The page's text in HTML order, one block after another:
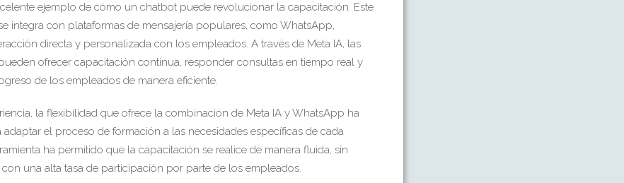
ejemplo de cómo un chatbot puede revolucionar la capacitación. Este
integra con plataformas de mensajería populares, como WhatsApp,
directa y personalizada con los empleados. A través de Meta IA, las
ofrecer capacitación continua, responder consultas en tiempo real y
de los empleados de manera eficiente.
la flexibilidad que ofrece la combinación de Meta IA y WhatsApp ha
adaptar el proceso de formación a las necesidades específicas de cada
ha permitido que la capacitación se realice de manera fluida, sin
una alta tasa de participación por parte de los empleados.